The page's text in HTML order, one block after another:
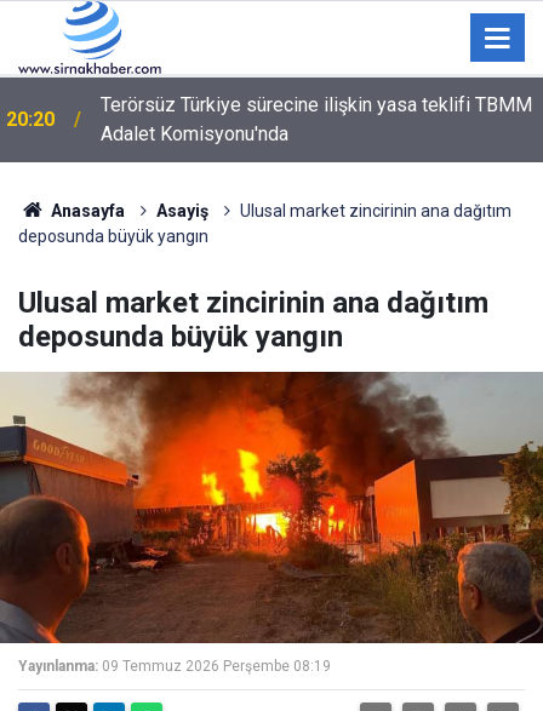
20:20
Terörsüz Türkiye sürecine ilişkin yasa teklifi TBMM
Adalet Komisyonu'nda
18:59
Şırnak’ta Toz Kabusu! Siirt ve Van Yoluna Bağlantı
Sağlayan Çevre Yolunda Vatandaşlar İsyan Etti
Anasayfa Asayiş
Ulusal market zincirinin ana dağıtım
deposunda büyük yangın
Ulusal market zincirinin ana dağıtım
deposunda büyük yangın
Yayınlanma: 09 Temmuz 2026 Perşembe 08:19